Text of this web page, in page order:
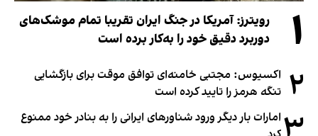
۱
رویترز: آمریکا در جنگ ایران تقریبا تمام موشک‌های
دوربرد دقیق خود را به‌کار برده است
۲ اکسیوس: مجتبی خامنه‌ای توافق موقت برای بازگشایی
تنگه هرمز را تایید کرده است
امارات بار دیگر ورود شناورهای ایرانی را به بنادر خود ممنوع